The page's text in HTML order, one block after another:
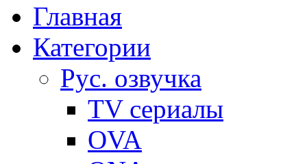
Главная
Категории
Рус. озвучка
TV сериалы
OVA